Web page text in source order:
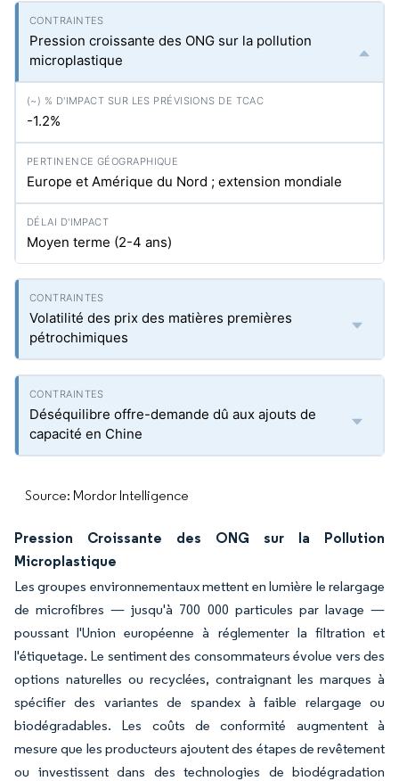
Pression croissante des ONG sur la pollution
microplastique
-1.2%
Europe et Amérique du Nord ; extension mondiale
Moyen terme (2-4 ans)
Volatilité des prix des matières premières
pétrochimiques
Déséquilibre offre-demande dû aux ajouts de
capacité en Chine
Source: Mordor Intelligence
Pression Croissante des ONG sur la Pollution
Microplastique
Les groupes environnementaux mettent en lumière le relargage
de microfibres — jusqu'à 700 000 particules par lavage —
poussant l'Union européenne à réglementer la filtration et
l'étiquetage. Le sentiment des consommateurs évolue vers des
options naturelles ou recyclées, contraignant les marques à
spécifier des variantes de spandex à faible relargage ou
biodégradables. Les coûts de conformité augmentent à
mesure que les producteurs ajoutent des étapes de revêtement
ou investissent dans des technologies de biodégradation